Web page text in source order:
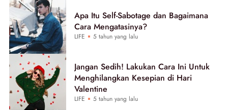
Apa Itu Self-Sabotage dan Bagaimana
Cara Mengatasinya?
LIFE 5 tahun yang lalu
Jangan Sedih! Lakukan Cara Ini Untuk
Menghilangkan Kesepian di Hari
Valentine
LIFE 5 tahun yang lalu